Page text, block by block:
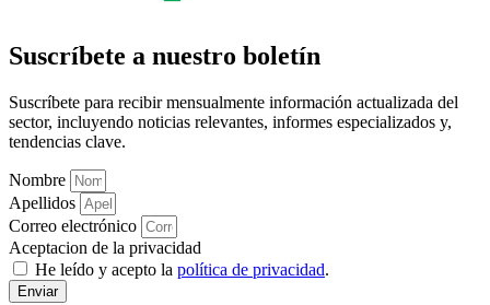
Suscríbete a nuestro boletín
Suscríbete para recibir mensualmente información actualizada del
sector, incluyendo noticias relevantes, informes especializados y,
tendencias clave.
Nombre
Apellidos
Correo electrónico
Aceptacion de la privacidad
He leído y acepto la política de privacidad.
Enviar